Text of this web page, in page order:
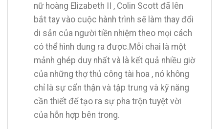
nữ hoàng Elizabeth II , Colin Scott đã lên
bắt tay vào cuộc hành trình sẽ làm thay đổi
di sản của người tiền nhiệm theo mọi cách
có thể hình dung ra được.Mỗi chai là một
mảnh ghép duy nhất và là kết quả nhiều giờ
của những thợ thủ công tài hoa , nó không
chỉ là sự cẩn thận và tập trung và kỹ năng
cần thiết để tạo ra sự pha trộn tuyệt vời
của hỗn hợp bên trong.